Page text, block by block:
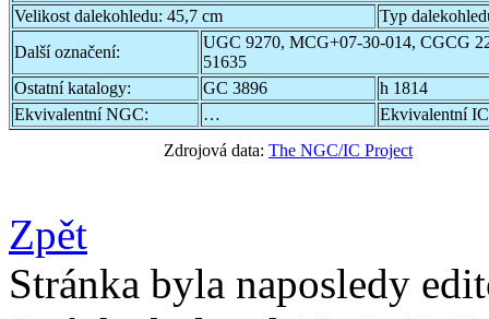
Velikost dalekohledu: 45,7 cm
Typ
Další označení:
UGC 9270, MCG+07-30-014, CGCG
51635
Ostatní katalogy:
GC 3896
h 1814
Ekvivalentní NGC:
…
Ekvivalentní
Zdrojová data: The NGC/IC Project
Zpět
Stránka byla naposledy